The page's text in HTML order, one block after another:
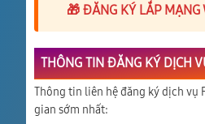
🎁 ĐĂNG KÝ LẮP
THÔNG TIN ĐĂNG KÝ DỊCH
Thông tin liên hệ đăng ký dịch vụ
gian sớm nhất: